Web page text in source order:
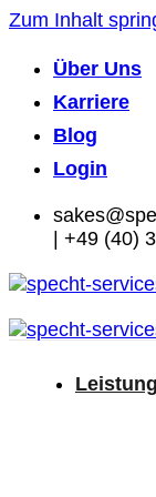
Zum Inhalt
Über Uns
Karriere
Blog
Login
| +49 (40)